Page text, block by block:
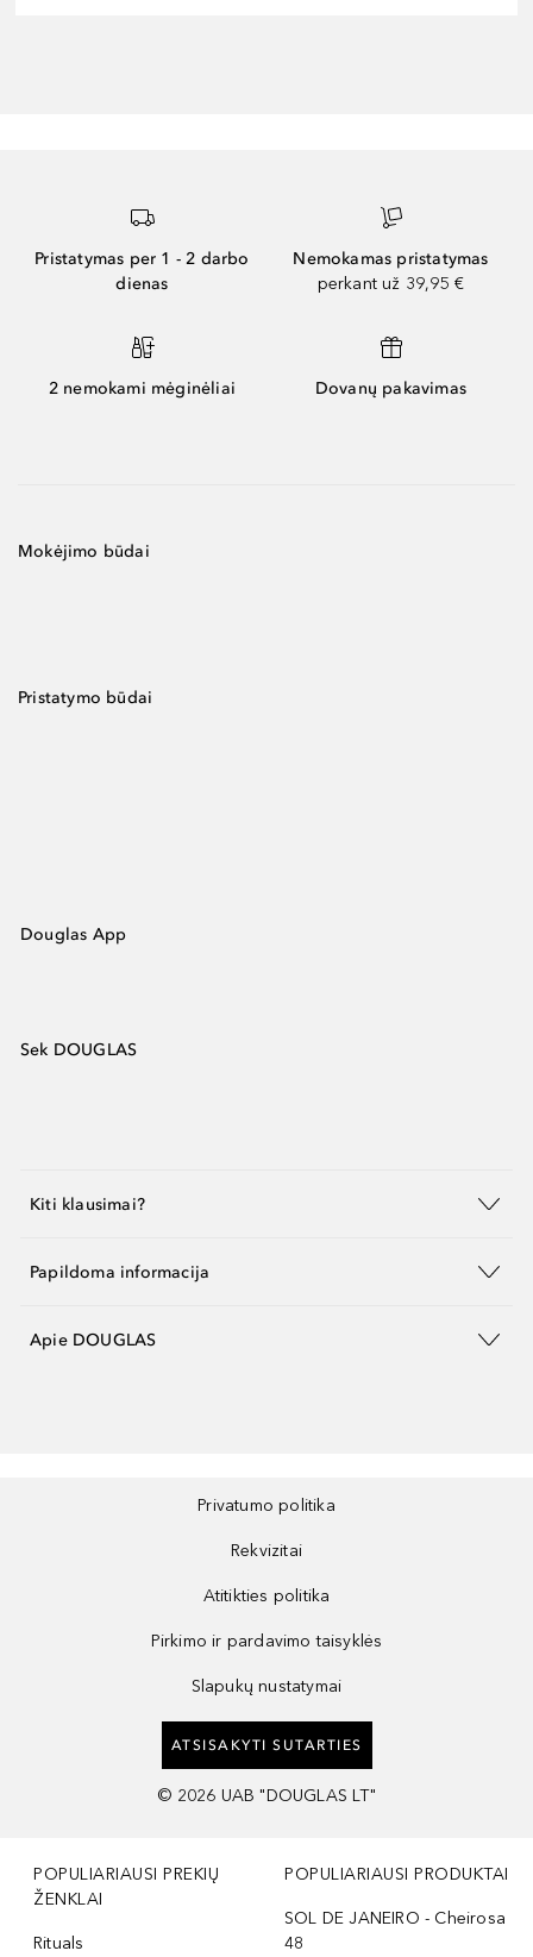
Pristatymas per 1 - 2 darbo
dienas
Nemokamas pristatymas
perkant už 39,95 €
2 nemokami mėginėliai Dovanų pakavimas
Mokėjimo būdai
Pristatymo būdai
Douglas App
Sek DOUGLAS
Kiti klausimai?
Papildoma informacija
Apie DOUGLAS
Privatumo politika
Rekvizitai
Atitikties politika
Pirkimo ir pardavimo taisyklės
Slapukų nustatymai
ATSISAKYTI SUTARTIES
© 2026 UAB "DOUGLAS LT"
POPULIARIAUSI PREKIŲ
ŽENKLAI
Rituals
POPULIARIAUSI PRODUKTAI
SOL DE JANEIRO - Cheirosa
48